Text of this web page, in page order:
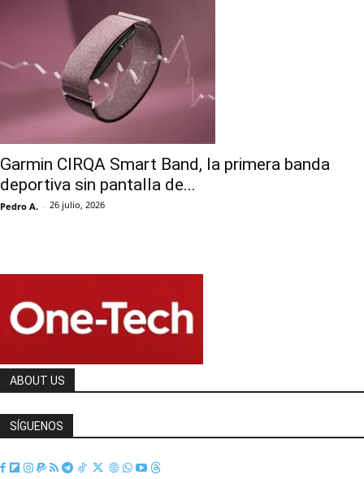
Garmin CIRQA Smart Band, la primera banda
deportiva sin pantalla de...
Pedro A. - 26 julio, 2026
ABOUT US
SÍGUENOS